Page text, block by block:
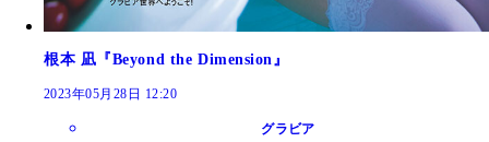
根本 凪『Beyond the Dimension』
2023年05月28日 12:20
グラビア